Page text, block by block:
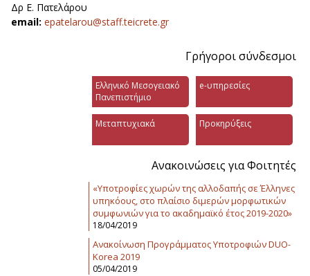
Δρ Ε. Πατελάρου
email: epatelarou@staff.teicrete.gr
Γρήγοροι σύνδεσμοι
Ελληνικό Μεσογειακό
Πανεπιστήμιο
e-υπηρεσίες
Μεταπτυχιακά Προκηρύξεις
Ανακοινώσεις για Φοιτητές
«Υποτροφίες χωρών της αλλοδαπής σε Έλληνες
υπηκόους, στο πλαίσιο διμερών μορφωτικών
συμφωνιών για το ακαδημαϊκό έτος 2019-2020»
18/04/2019
Ανακοίνωση Προγράμματος Υποτροφιών DUO-
Korea 2019
05/04/2019